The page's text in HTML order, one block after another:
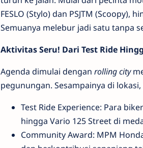
FESLO (Stylo) dan PSJTM (Scoopy),
Semuanya melebur jadi satu tanpa
Aktivitas Seru! Dari Test Ride
Agenda dimulai dengan rolling city
pegunungan. Sesampainya di
Test Ride Experience: Para
hingga Vario 125 Street di
Community Award: MPM